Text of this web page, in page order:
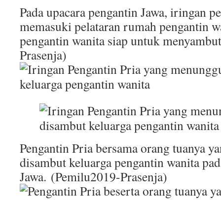
Pada upacara pengantin Jawa, iringan
memasuki pelataran rumah pengantin
pengantin wanita siap untuk
Prasenja)
Pengantin Pria bersama orang tuanya
disambut keluarga pengantin wanita
Jawa. (Pemilu2019-Prasenja)